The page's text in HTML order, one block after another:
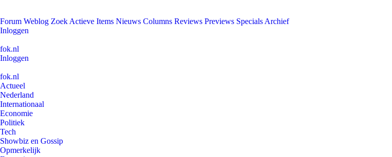
Forum Weblog Zoek Actieve Items Nieuws Columns Reviews Previews Specials Archief
Inloggen
fok.nl
Inloggen
fok.nl
Actueel
Nederland
Internationaal
Economie
Politiek
Tech
Showbiz en Gossip
Opmerkelijk